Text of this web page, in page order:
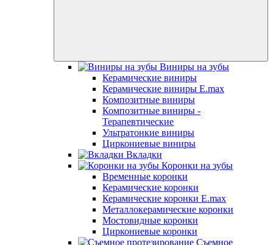
Виниры на зубы
Керамические виниры
Керамические виниры E.max
Композитные виниры
Композитные виниры -
Терапевтические
Ультратонкие виниры
Циркониевые виниры
Вкладки
Коронки на зубы
Временные коронки
Керамические коронки
Керамические коронки E.max
Металлокерамические коронки
Мостовидные коронки
Циркониевые коронки
Съемное